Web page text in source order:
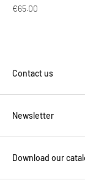
€65.00
Contact us
Newsletter
Download our